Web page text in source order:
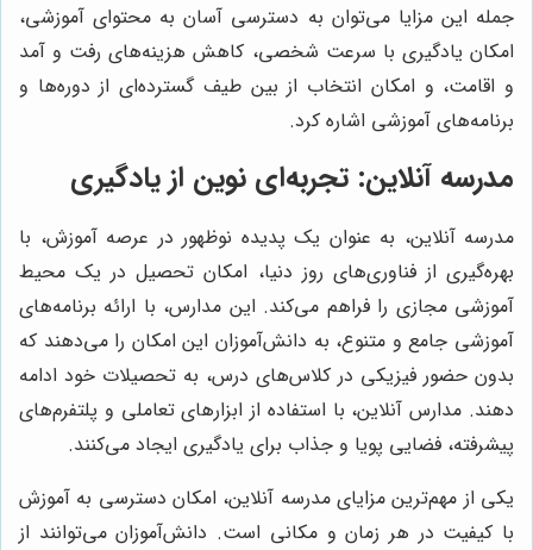
جمله این مزایا می‌توان به دسترسی آسان به محتوای آموزشی،
امکان یادگیری با سرعت شخصی، کاهش هزینه‌های رفت و آمد
و اقامت، و امکان انتخاب از بین طیف گسترده‌ای از دوره‌ها و
برنامه‌های آموزشی اشاره کرد.
مدرسه آنلاین: تجربه‌ای نوین از یادگیری
مدرسه آنلاین، به عنوان یک پدیده نوظهور در عرصه آموزش، با
بهره‌گیری از فناوری‌های روز دنیا، امکان تحصیل در یک محیط
آموزشی مجازی را فراهم می‌کند. این مدارس، با ارائه برنامه‌های
آموزشی جامع و متنوع، به دانش‌آموزان این امکان را می‌دهند که
بدون حضور فیزیکی در کلاس‌های درس، به تحصیلات خود ادامه
دهند. مدارس آنلاین، با استفاده از ابزارهای تعاملی و پلتفرم‌های
پیشرفته، فضایی پویا و جذاب برای یادگیری ایجاد می‌کنند.
یکی از مهم‌ترین مزایای مدرسه آنلاین، امکان دسترسی به آموزش
با کیفیت در هر زمان و مکانی است. دانش‌آموزان می‌توانند از